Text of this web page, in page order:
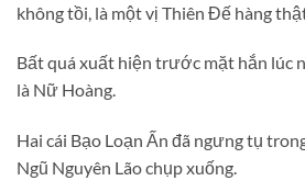
không tồi, là một vị Thiên Đế hàng
Bất quá xuất hiện trước mặt hắn lúc
là Nữ Hoàng.
Hai cái Bạo Loạn Ấn đã ngưng tụ
Ngũ Nguyên Lão chụp xuống.